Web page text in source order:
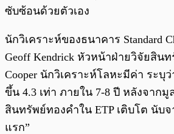
ซับซ้อนด้วยตัวเอง
นักวิเคราะห์ของธนาคาร Standard
Geoff Kendrick หัวหน้าฝ่ายวิจัยสิน
Cooper นักวิเคราะห์โลหะมีค่า ระบุ
ขึ้น 4.3 เท่า ภายใน 7-8 ปี หลังจาก
สินทรัพย์ทองคำใน ETP เติบโต นับจ
แรก”